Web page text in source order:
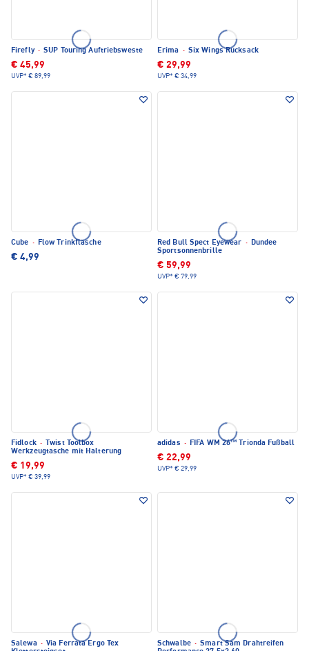
Firefly · SUP Touring Auftriebsweste
€ 45,99
UVP* € 89,99
Erima · Six Wings Rucksack
€ 29,99
UVP* € 34,99
Cube · Flow Trinkflasche
€ 4,99
Red Bull Spect Eyewear · Dundee
Sportsonnenbrille
€ 59,99
UVP* € 79,99
Fidlock ·
Twist Toolbox
Werkzeugtasche mit Halterung
€ 19,99
UVP* € 39,99
adidas · FIFA WM 26™ Trionda Fußball
€ 22,99
UVP* € 29,99
Salewa · Via Ferrata Ergo Tex
Schwalbe · Smart Sam Drahtreifen